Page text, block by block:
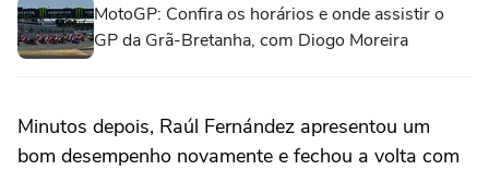
MotoGP: Confira os horários e onde assistir o
GP da Grã-Bretanha, com Diogo Moreira
Minutos depois, Raúl Fernández apresentou um
bom desempenho novamente e fechou a volta com